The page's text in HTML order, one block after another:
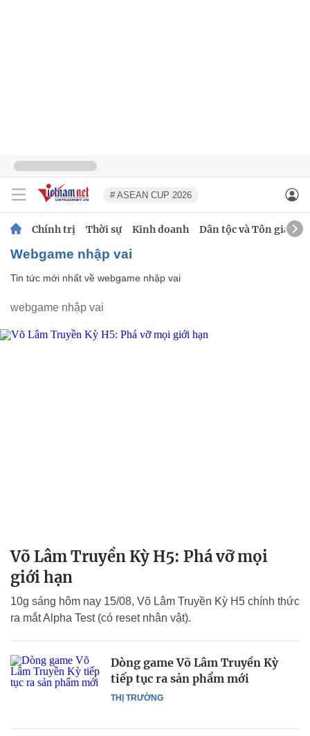
# ASEAN CUP 2026
Chính trị Thời sự Kinh doanh Dân tộc và Tôn giáo
webgame nhập vai
Tin tức mới nhất về webgame nhập vai
webgame nhập vai
Võ Lâm Truyền Kỳ H5: Phá vỡ mọi
giới hạn
10g sáng hôm nay 15/08, Võ Lâm Truyền Kỳ H5 chính thức
ra mắt Alpha Test (có reset nhân vật).
THỊ TRƯỜNG
Dòng game Võ Lâm Truyền Kỳ
tiếp tục ra sản phẩm mới